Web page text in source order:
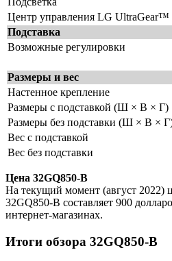
Центр управления LG UltraGear™
Подставка
Возможные регулировки
Размеры и вес
Настенное крепление
Размеры с подставкой (Ш × В × Г)
Размеры без подставки (Ш × В ×
Вес с подставкой
Вес без подставки
Цена 32GQ850-B
На текущий момент (август 2022)
32GQ850-B составляет 900
интернет-магазинах.
Итоги обзора 32GQ850-B